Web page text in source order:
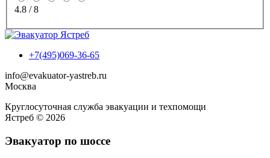
4.8 /8
+7(495)069-36-65
info@evakuator-yastreb.ru
Москва
Круглосуточная служба эвакуации и техпомощи
Ястреб © 2026
Эвакуатор по шоссе